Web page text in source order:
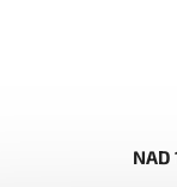
NAD